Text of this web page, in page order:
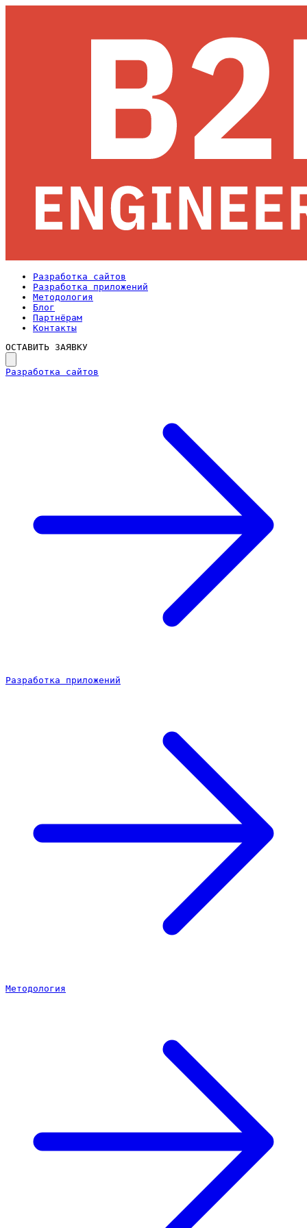
Разработка сайтов
Разработка приложений
Методология
Блог
Партнёрам
Контакты
ОСТАВИТЬ ЗАЯВКУ
Разработка сайтов
Разработка приложений
Методология